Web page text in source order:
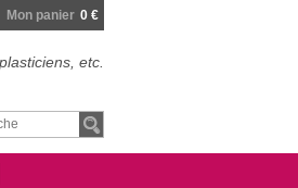
Mon panier 0 €
etc.